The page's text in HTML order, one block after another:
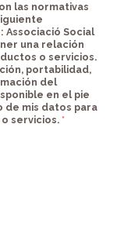
las normativas
Associació Social
una relación
o servicios.
portabilidad,
del
en el pie
de mis datos para
servicios. *